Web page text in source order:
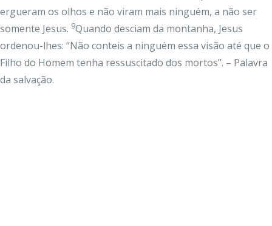
ergueram os olhos e não viram mais ninguém, a não ser
somente Jesus. 9Quando desciam da montanha, Jesus
ordenou-lhes: “Não conteis a ninguém essa visão até que o
Filho do Homem tenha ressuscitado dos mortos”. – Palavra
da salvação.